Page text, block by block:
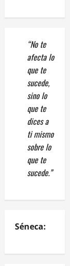
“No te
afecta lo
que te
sucede,
sino lo
que te
dices a
ti mismo
sobre lo
que te
sucede.”
Séneca: